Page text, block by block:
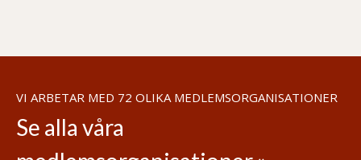
VI ARBETAR MED 72 OLIKA MEDLEMSORGANISATIONER
Se alla våra